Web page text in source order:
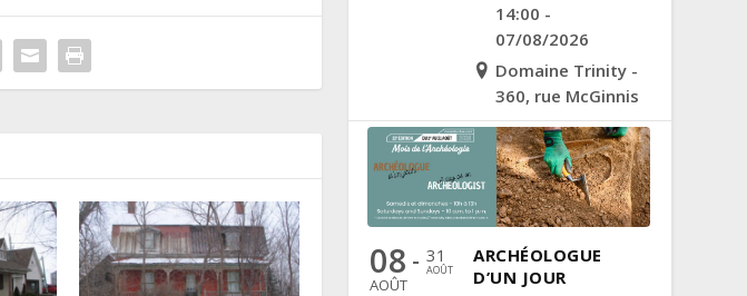
14:00 -
07/08/2026
Domaine Trinity -
360, rue McGinnis
08
AOÛT
- 31
AOÛT
ARCHÉOLOGUE
D’UN JOUR